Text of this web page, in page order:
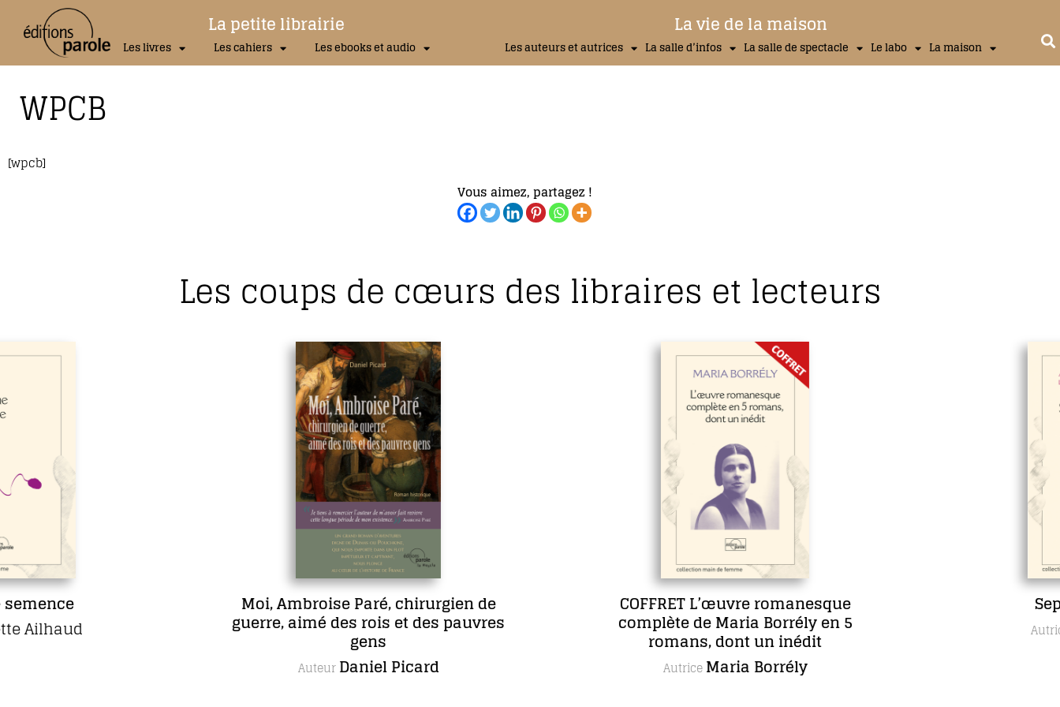
La petite librairie
Les livres Les cahiers Les ebooks et audio
La vie de la maison
Les auteurs et autrices La salle d’infos La salle de spectacle Le labo La maison
WPCB
[wpcb]
Vous aimez, partagez !
Les coups de cœurs des libraires et lecteurs
Moi, Ambroise Paré, chirurgien de
guerre, aimé des rois et des pauvres
Daniel Picard
COFFRET L’œuvre romanesque
complète de Maria Borrély en 5
romans, dont un inédit
Maria Borrély
Sept jours en
Anne